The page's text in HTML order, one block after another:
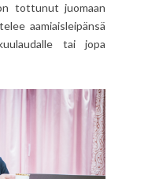
tottunut juomaan
aamiaisleipänsä
tai jopa